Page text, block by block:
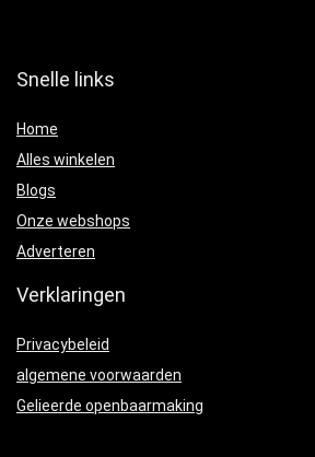
Snelle links
Home
Alles winkelen
Blogs
Onze webshops
Adverteren
Verklaringen
Privacybeleid
algemene voorwaarden
Gelieerde openbaarmaking